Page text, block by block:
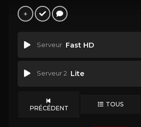
Serveur Fast HD
Serveur 2 Lite
PRÉCÉDENT TOUS